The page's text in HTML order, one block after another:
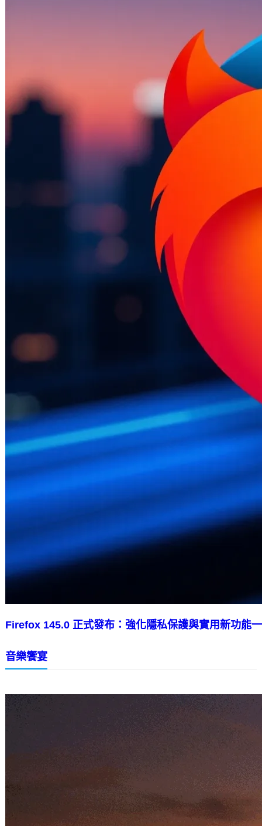
Firefox 145.0 正式發布：強化隱私保護與實用新功能
音樂饗宴